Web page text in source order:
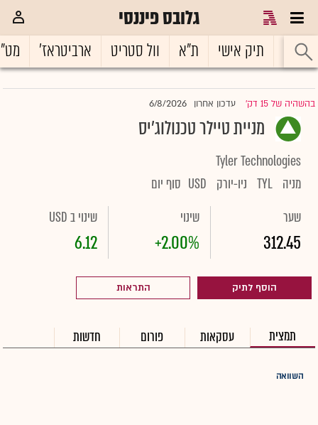
גלובס פיננסי
ראשי תיק אישי ת"א וול סטריט ארביטראז'
בהשהיה של 15 דק' |עדכון אחרון 6/8/2026
מניית טיילר טכנולוג'יס
Tyler Technologies
מניה TYL ניו-יורק USD סוף יום
שער
312.45
שינוי
+2.00%
שינוי ב USD
6.12
הוסף לתיק התראות
תמצית עסקאות פורום חדשות
השוואה